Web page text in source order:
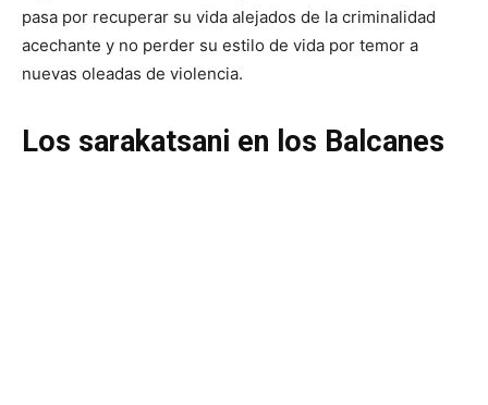
pasa por recuperar su vida alejados de la criminalidad
acechante y no perder su estilo de vida por temor a
nuevas oleadas de violencia.
Los sarakatsani en los Balcanes